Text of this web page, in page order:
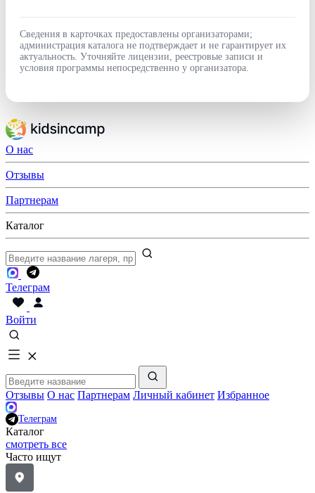
Сведения в карточках предоставлены организаторами;
администрация каталога не подтверждает и не гарантирует их
актуальность. Уточняйте лицензии, реестровые записи и
условия программы непосредственно у организатора.
О нас
Отзывы
Партнерам
Каталог
Телеграм
Войти
Отзывы О нас Партнерам Личный кабинет Избранное
Телеграм
Каталог
смотреть все
Часто ищут